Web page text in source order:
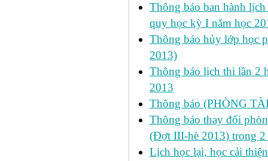
Thông báo ban hành
quy học kỳ I năm học
Thông báo hủy lớp học
2013)
Thông báo lịch thi lần 2
2013
Thông báo (PHÒNG
Thông báo thay đổi
(Đợt III-hè 2013) trong
Lịch học lại, học cải